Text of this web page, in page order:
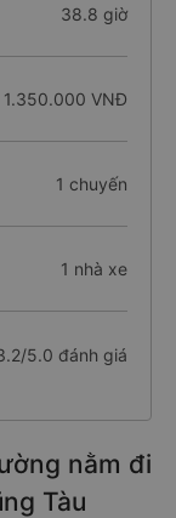
38.8 giờ
1.350.000 VNĐ
1 chuyến
1 nhà xe
5.0 đánh giá
nằm đi
Tàu